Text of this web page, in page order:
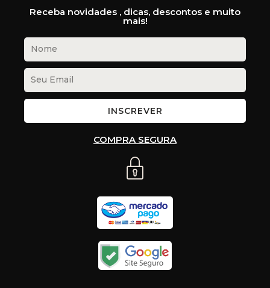
Receba novidades , dicas, descontos e muito
mais!
INSCREVER
COMPRA SEGURA